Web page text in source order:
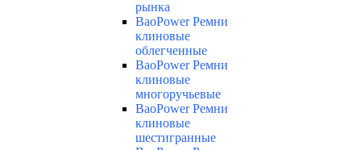
рынка
BaoPower Ремни
клиновые
облегченные
BaoPower Ремни
клиновые
многоручьевые
BaoPower Ремни
клиновые
шестигранные